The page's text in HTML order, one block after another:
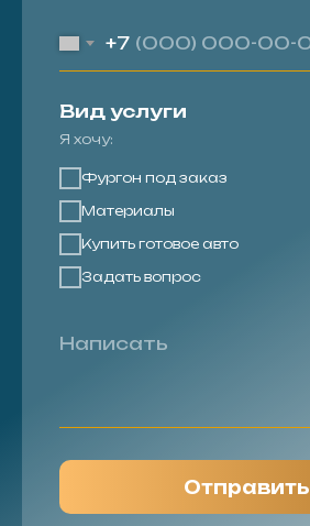
+7
Вид услуги
Я хочу:
Фургон под заказ
Материалы
Купить готовое авто
Задать вопрос
Отправить